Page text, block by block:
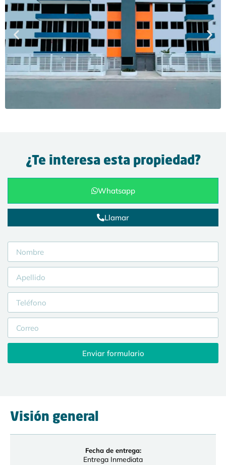
Visión general
Fecha de entrega:
Entrega Inmediata
¿Te interesa esta propiedad?
Whatsapp
Llamar
Enviar formulario